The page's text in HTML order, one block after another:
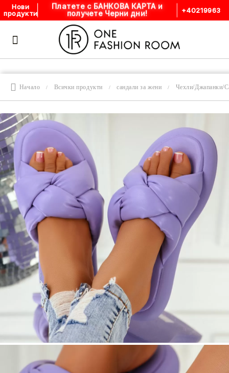
Нови
продукти
Платете с БАНКОВА КАРТА и
получете Черни дни!
+40219963
Начало Всички продукти сандали за жени Чехли/Джапанки/